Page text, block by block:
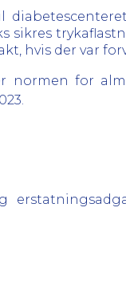
hvis der var
normen for